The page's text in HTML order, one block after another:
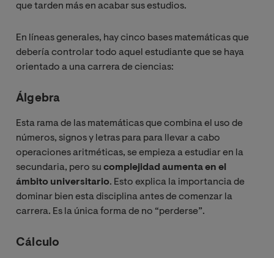
que tarden más en acabar sus estudios.
En líneas generales, hay cinco bases matemáticas que
debería controlar todo aquel estudiante que se haya
orientado a una carrera de ciencias:
Álgebra
Esta rama de las matemáticas que combina el uso de
números, signos y letras para para llevar a cabo
operaciones aritméticas, se empieza a estudiar en la
secundaria, pero su complejidad aumenta en el
ámbito universitario. Esto explica la importancia de
dominar bien esta disciplina antes de comenzar la
carrera. Es la única forma de no “perderse”.
Cálculo